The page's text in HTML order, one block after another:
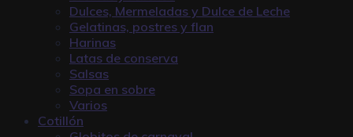
Dulces, Mermeladas y Dulce de Leche
Gelatinas, postres y flan
Harinas
Latas de conserva
Salsas
Sopa en sobre
Varios
Cotillón